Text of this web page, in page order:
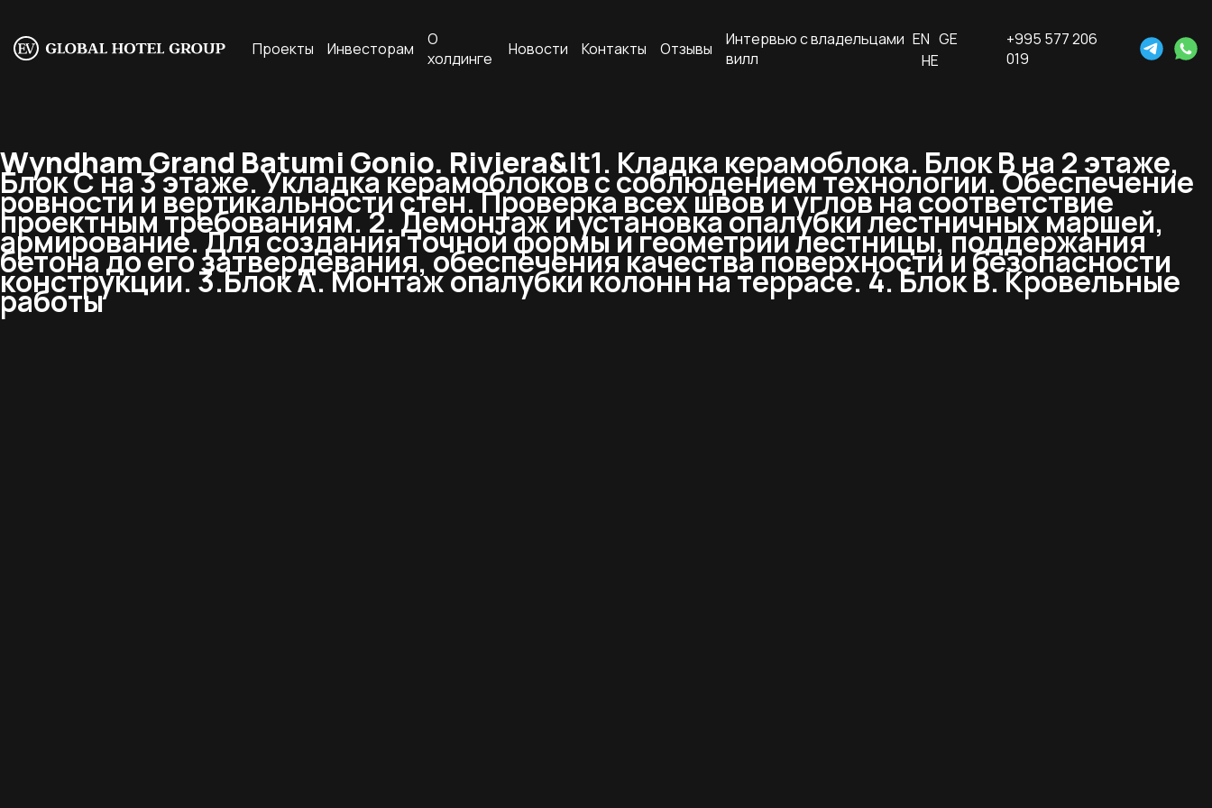
Проекты Инвесторам
О
холдинге
Новости Контакты Отзывы
Интервью с владельцами
вилл
EN GE
HE
+995 577 206
019
Wyndham Grand Batumi Gonio. Riviera&lt1. Кладка керамоблока. Блок В на 2 этаже,
Блок С на 3 этаже. Укладка керамоблоков с соблюдением технологии. Обеспечение
ровности и вертикальности стен. Проверка всех швов и углов на соответствие
проектным требованиям. 2. Демонтаж и установка опалубки лестничных маршей,
армирование. Для создания точной формы и геометрии лестницы, поддержания
бетона до его затвердевания, обеспечения качества поверхности и безопасности
конструкции. 3.Блок А. Монтаж опалубки колонн на террасе. 4. Блок В. Кровельные
работы